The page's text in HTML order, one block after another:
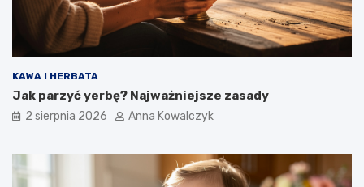
KAWA I HERBATA
Jak parzyć yerbę? Najważniejsze zasady
2 sierpnia 2026 Anna Kowalczyk